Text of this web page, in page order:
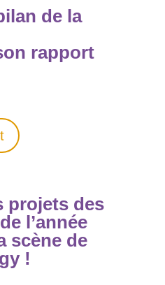
de la
rapport
projets des
l’année
scène de
!